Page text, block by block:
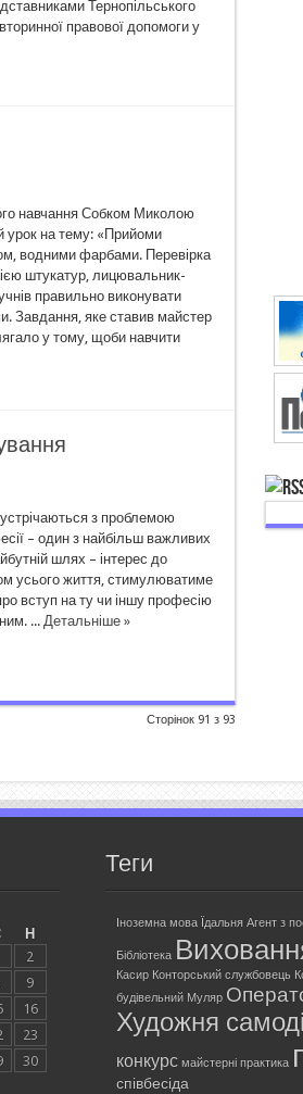
Тернопільського
правової допомоги у
навчання Собком Миколою
урок на тему: «Прийоми
водними фарбами. Перевірка
штукатур, лицювальник-
правильно виконувати
Завдання, яке ставив майстер
у тому, щоби навчити
з проблемою
– один з найбільш важливих
шлях – інтерес до
усього життя, стимулюватиме
вступ на ту чи іншу професію
... Детальніше »
Сторінок 91 з 93
Н
2
9
16
23
30
Теги
Іноземна мова Їдальня Агент з
Бібліотека
Касир Конторський службовець
будівельний Муляр
Художня
конкурс майстерні практика
співбесіда